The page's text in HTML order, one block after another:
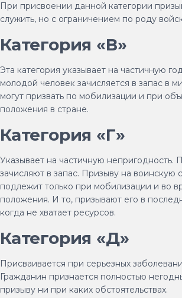
При присвоении данной категории
служить, но с ограничением по роду
Категория «В»
Эта категория указывает на частичную
молодой человек зачисляется в запас в
могут призвать по мобилизации и при
положения в стране.
Категория «Г»
Указывает на частичную непригодность.
зачисляют в запас. Призыву на воинскую
подлежит только при мобилизации и во
положения. И то, призывают его в
когда не хватает ресурсов.
Категория «Д»
Присваивается при серьезных
Гражданин признается полностью
призыву ни при каких обстоятельствах.